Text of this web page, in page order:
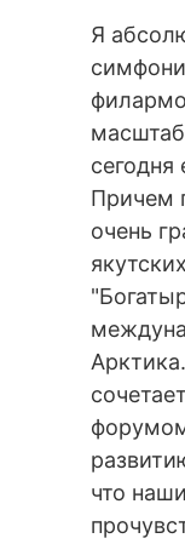
Я
сегодня
Причем
очень
что